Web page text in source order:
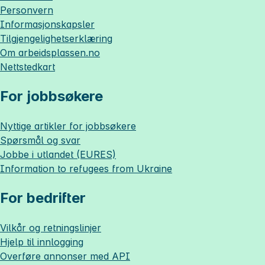
Personvern
Informasjonskapsler
Tilgjengelighetserklæring
Om arbeidsplassen.no
Nettstedkart
For jobbsøkere
Nyttige artikler for jobbsøkere
Spørsmål og svar
Jobbe i utlandet (EURES)
Information to refugees from Ukraine
For bedrifter
Vilkår og retningslinjer
Hjelp til innlogging
Overføre annonser med API